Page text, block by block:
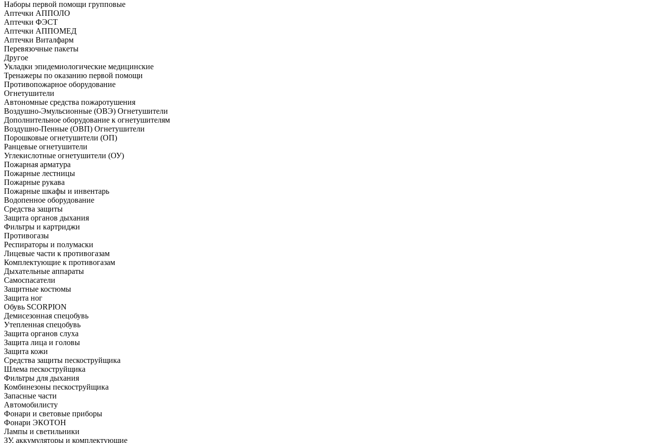
Наборы первой помощи групповые
Аптечки АППОЛО
Аптечки ФЭСТ
Аптечки АППОМЕД
Аптечки Виталфарм
Перевязочные пакеты
Другое
Укладки эпидемиологические медицинские
Тренажеры по оказанию первой помощи
Противопожарное оборудование
Огнетушители
Автономные средства пожаротушения
Воздушно-Эмульсионные (ОВЭ) Огнетушители
Дополнительное оборудование к огнетушителям
Воздушно-Пенные (ОВП) Огнетушители
Порошковые огнетушители (ОП)
Ранцевые огнетушители
Углекислотные огнетушители (ОУ)
Пожарная арматура
Пожарные лестницы
Пожарные рукава
Пожарные шкафы и инвентарь
Водопенное оборудование
Средства защиты
Защита органов дыхания
Фильтры и картриджи
Противогазы
Респираторы и полумаски
Лицевые части к противогазам
Комплектующие к противогазам
Дыхательные аппараты
Самоспасатели
Защитные костюмы
Защита ног
Обувь SCORPION
Демисезонная спецобувь
Утепленная спецобувь
Защита органов слуха
Защита лица и головы
Защита кожи
Средства защиты пескоструйщика
Шлема пескоструйщика
Фильтры для дыхания
Комбинезоны пескоструйщика
Запасные части
Автомобилисту
Фонари и световые приборы
Фонари ЭКОТОН
Лампы и светильники
ЗУ, аккумуляторы и комплектующие